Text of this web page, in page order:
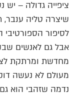
ציפייה גדולה –
שיצרה טליה ענבר,
אבל גם לאנשים
מחדשת ומרתקת
מעולם לא נעשה
נדמה שזהבי הוא